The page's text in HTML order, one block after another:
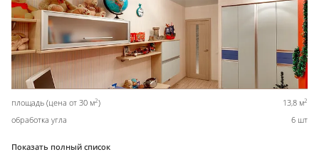
площадь (цена от 30 м2) 13,8 м2
обработка угла 6 шт
Показать полный список